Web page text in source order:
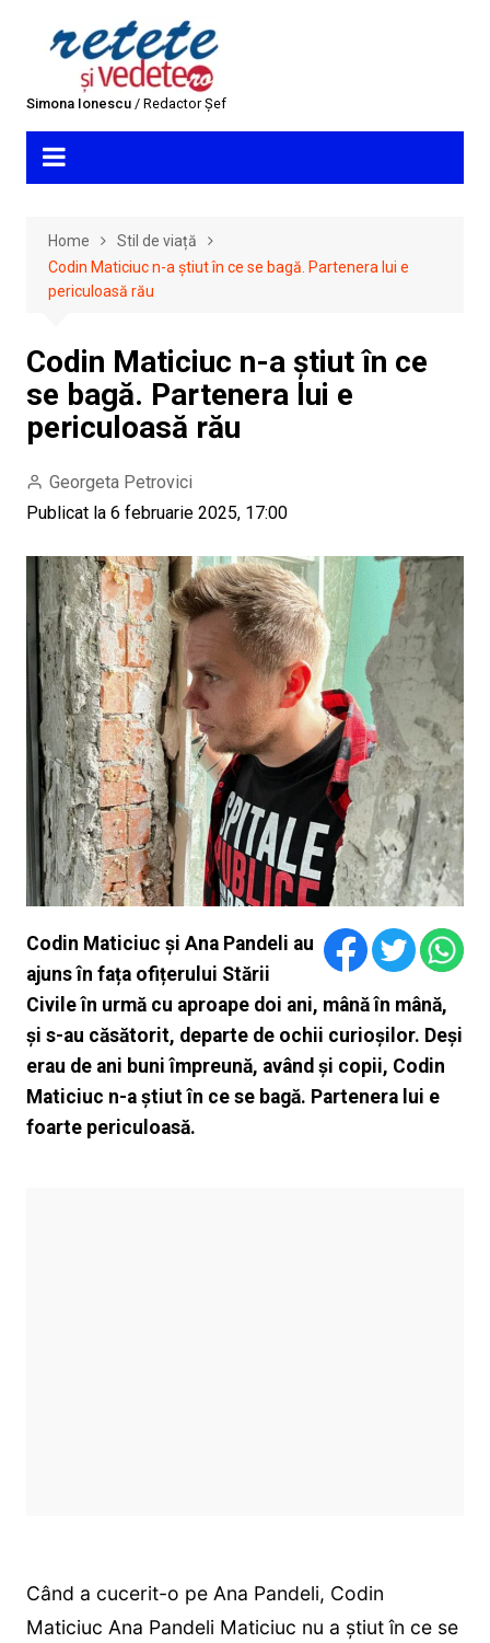
Simona Ionescu/ Redactor Șef
Home
Stil de viață
Codin Maticiuc n-a știut în ce se bagă. Partenera lui e
periculoasă rău
Codin Maticiuc n-a știut în ce
se bagă. Partenera lui e
periculoasă rău
Georgeta Petrovici
Publicat la 6 februarie 2025, 17:00
Codin Maticiuc și Ana Pandeli au
ajuns în fața ofițerului Stării
Civile în urmă cu aproape doi ani, mână în mână,
și s-au căsătorit, departe de ochii curioșilor. Deși
erau de ani buni împreună, având și copii, Codin
Maticiuc n-a știut în ce se bagă. Partenera lui e
foarte periculoasă.
Când a cucerit-o pe Ana Pandeli, Codin
Maticiuc Ana Pandeli Maticiuc nu a știut în ce se